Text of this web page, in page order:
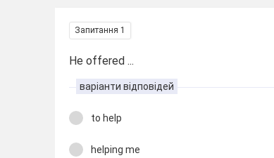
Запитання 1
He offered ...
варіанти відповідей
to help
helping me